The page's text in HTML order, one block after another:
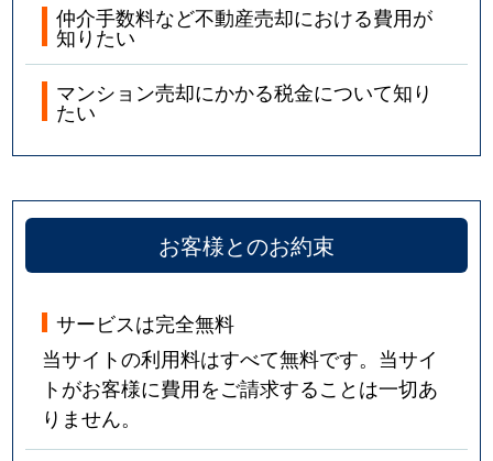
仲介手数料など不動産売却における費用が
知りたい
マンション売却にかかる税金について知り
たい
お客様とのお約束
サービスは完全無料
当サイトの利用料はすべて無料です。当サイ
トがお客様に費用をご請求することは一切あ
りません。